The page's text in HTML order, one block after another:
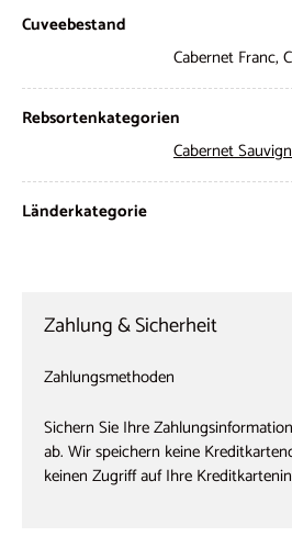
Cuveebestand
Cabernet Franc,
Rebsortenkategorien
Cabernet
Länderkategorie
Zahlung & Sicherheit
Zahlungsmethoden
Sichern Sie Ihre
ab. Wir speichern keine
keinen Zugriff auf Ihre